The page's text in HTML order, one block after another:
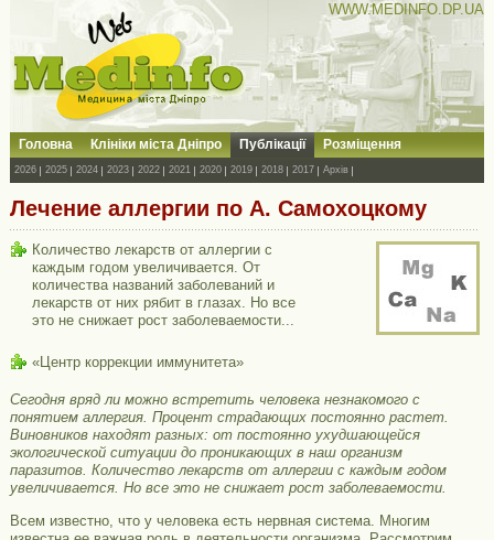
WWW.MEDINFO.DP.UA
Головна Клініки міста Дніпро Публікації Розміщення
2026 2025 2024 2023 2022 2021 2020 2019 2018 2017 Архів
Лечение аллергии по А. Самохоцкому
Количество лекарств от аллергии с
каждым годом увеличивается. От
количества названий заболеваний и
лекарств от них рябит в глазах. Но все
это не снижает рост заболеваемости...
«Центр коррекции иммунитета»
Сегодня вряд ли можно встретить человека незнакомого с
понятием аллергия. Процент страдающих постоянно растет.
Виновников находят разных: от постоянно ухудшающейся
экологической ситуации до проникающих в наш организм
паразитов. Количество лекарств от аллергии с каждым годом
увеличивается. Но все это не снижает рост заболеваемости.
Всем известно, что у человека есть нервная система. Многим